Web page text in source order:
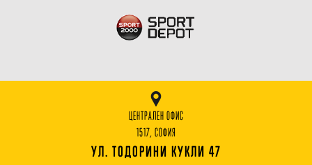
ЦЕНТРАЛЕН ОФИС
1517, СОФИЯ
УЛ. ТОДОРИНИ КУКЛИ 47